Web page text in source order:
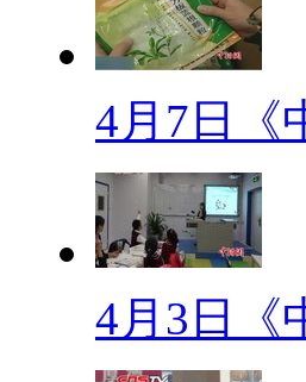
论说，这才是真
AV打码师
日本著名公司
的两腿之间做模
销，工伤补偿以
【标题】传杨
【口播】还记
4月7日《
4月3日《